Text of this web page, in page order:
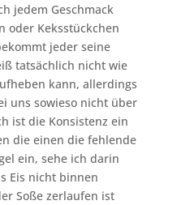
jedem Geschmack
oder Keksstückchen
jeder seine
tatsächlich nicht wie
kann, allerdings
uns sowieso nicht über
ist die Konsistenz ein
die einen die fehlende
ein, sehe ich darin
Eis nicht binnen
Soße zerlaufen ist